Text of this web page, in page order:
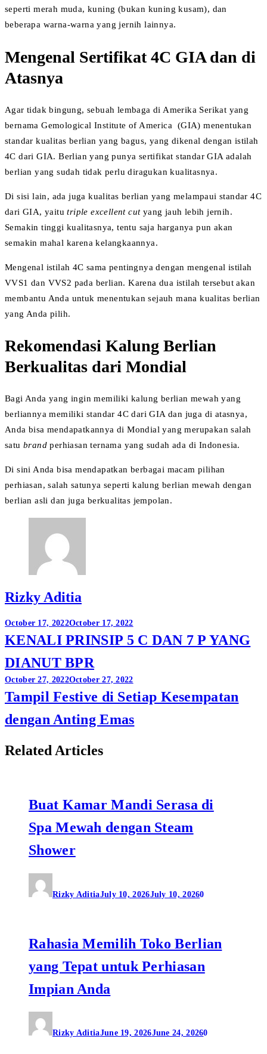
seperti merah muda, kuning (bukan kuning kusam), dan
beberapa warna-warna yang jernih lainnya.
Mengenal Sertifikat 4C GIA dan di
Atasnya
Agar tidak bingung, sebuah lembaga di Amerika Serikat yang
bernama Gemological Institute of America (GIA) menentukan
standar kualitas berlian yang bagus, yang dikenal dengan istilah
4C dari GIA. Berlian yang punya sertifikat standar GIA adalah
berlian yang sudah tidak perlu diragukan kualitasnya.
Di sisi lain, ada juga kualitas berlian yang melampaui standar 4C
dari GIA, yaitutriple excellent cut yang jauh lebih jernih.
Semakin tinggi kualitasnya, tentu saja harganya pun akan
semakin mahal karena kelangkaannya.
Mengenal istilah 4C sama pentingnya dengan mengenal istilah
VVS1 dan VVS2 pada berlian. Karena dua istilah tersebut akan
membantu Anda untuk menentukan sejauh mana kualitas berlian
yang Anda pilih.
Rekomendasi Kalung Berlian
Berkualitas dari Mondial
Bagi Anda yang ingin memiliki kalung berlian mewah yang
berliannya memiliki standar 4C dari GIA dan juga di atasnya,
Anda bisa mendapatkannya di Mondial yang merupakan salah
satu brandperhiasan ternama yang sudah ada di Indonesia.
Di sini Anda bisa mendapatkan berbagai macam pilihan
perhiasan, salah satunya seperti kalung berlian mewah dengan
berlian asli dan juga berkualitas jempolan.
Rizky Aditia
Post
navigation
October 17, 2022October 17, 2022
KENALI PRINSIP 5 C DAN 7 P YANG
DIANUT BPR
October 27, 2022October 27, 2022
Tampil Festive di Setiap Kesempatan
dengan Anting Emas
Related Articles
Buat Kamar Mandi Serasa di
Spa Mewah dengan Steam
Shower
Rizky AditiaJuly 10, 2026July 10, 20260
Rahasia Memilih Toko Berlian
yang Tepat untuk Perhiasan
Impian Anda
Rizky AditiaJune 19, 2026June 24, 20260